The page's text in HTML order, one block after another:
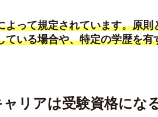
って規定されています。原
いる場合や、特定の学歴を
リアは受験資格にな